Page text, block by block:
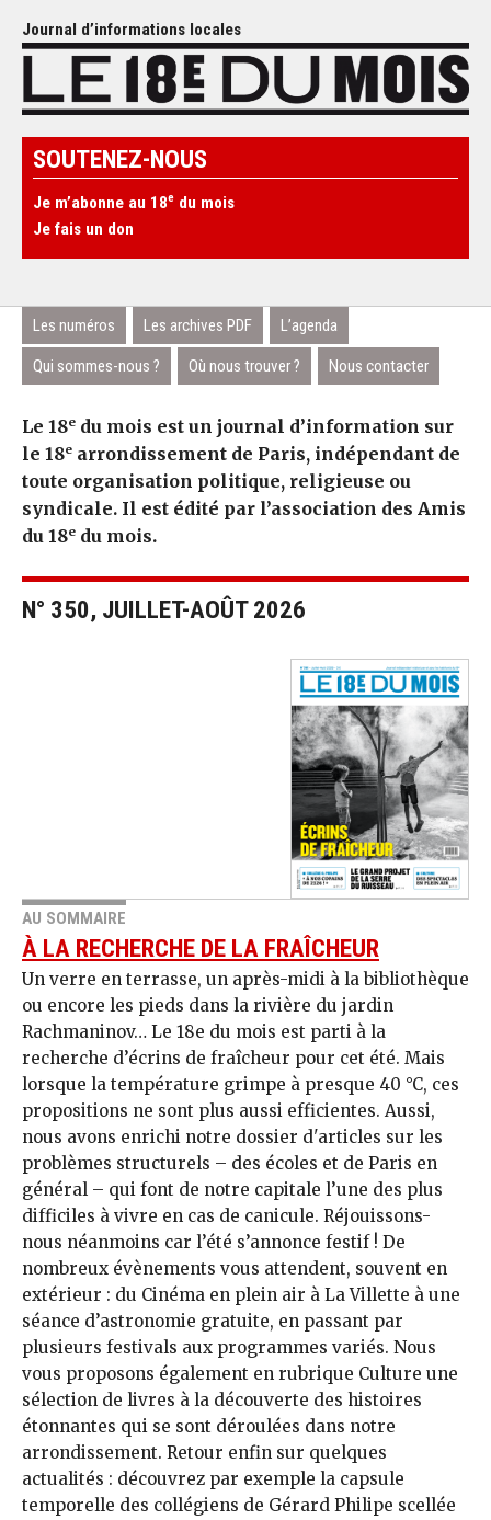
Journal d’informations locales
SOUTENEZ-NOUS
Je m’abonne au 18e du mois
Je fais un don
Les numéros Les archives PDF L’agenda
Qui sommes-nous ? Où nous trouver ? Nous contacter
Le 18e du mois est un journal d’information sur
le 18e arrondissement de Paris, indépendant de
toute organisation politique, religieuse ou
syndicale. Il est édité par l’association des Amis
du 18e du mois.
N° 350, JUILLET-AOÛT 2026
AU SOMMAIRE
À LA RECHERCHE DE LA FRAÎCHEUR
Un verre en terrasse, un après-midi à la bibliothèque
ou encore les pieds dans la rivière du jardin
Rachmaninov… Le 18e du mois est parti à la
recherche d’écrins de fraîcheur pour cet été. Mais
lorsque la température grimpe à presque 40 °C, ces
propositions ne sont plus aussi efficientes. Aussi,
nous avons enrichi notre dossier d'articles sur les
problèmes structurels – des écoles et de Paris en
général – qui font de notre capitale l’une des plus
difficiles à vivre en cas de canicule. Réjouissons-
nous néanmoins car l’été s’annonce festif ! De
nombreux évènements vous attendent, souvent en
extérieur : du Cinéma en plein air à La Villette à une
séance d’astronomie gratuite, en passant par
plusieurs festivals aux programmes variés. Nous
vous proposons également en rubrique Culture une
sélection de livres à la découverte des histoires
étonnantes qui se sont déroulées dans notre
arrondissement. Retour enfin sur quelques
actualités : découvrez par exemple la capsule
temporelle des collégiens de Gérard Philipe scellée